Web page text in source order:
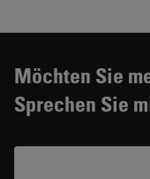
Möchten Sie
Sprechen Sie